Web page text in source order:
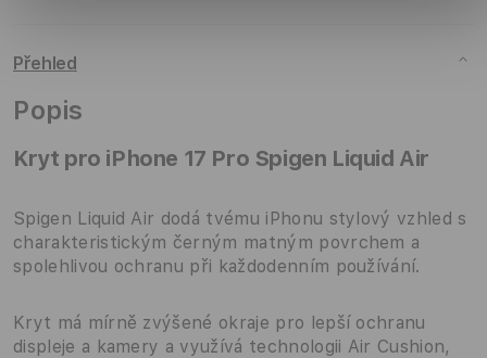
Přehled
Popis
Kryt pro iPhone 17 Pro Spigen Liquid Air
Spigen Liquid Air dodá tvému iPhonu stylový vzhled s
charakteristickým černým matným povrchem a
spolehlivou ochranu při každodenním používání.
Kryt má mírně zvýšené okraje pro lepší ochranu
displeje a kamery a využívá technologii Air Cushion,